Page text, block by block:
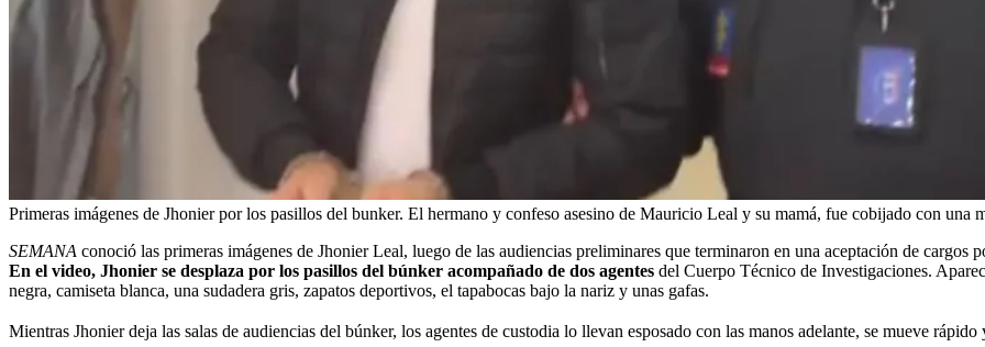
Primeras imágenes de Jhonier por los pasillos del bunker. El hermano y confeso asesino de Mauricio Leal y su mamá, fue cobijado con una
SEMANA conoció las primeras imágenes de Jhonier Leal, luego de las audiencias preliminares que terminaron en una aceptación de cargos
En el video, Jhonier se desplaza por los pasillos del búnker acompañado de dos agentes del Cuerpo Técnico de Investigaciones.
negra, camiseta blanca, una sudadera gris, zapatos deportivos, el tapabocas bajo la nariz y unas gafas.
Mientras Jhonier deja las salas de audiencias del búnker, los agentes de custodia lo llevan esposado con las manos adelante, se mueve